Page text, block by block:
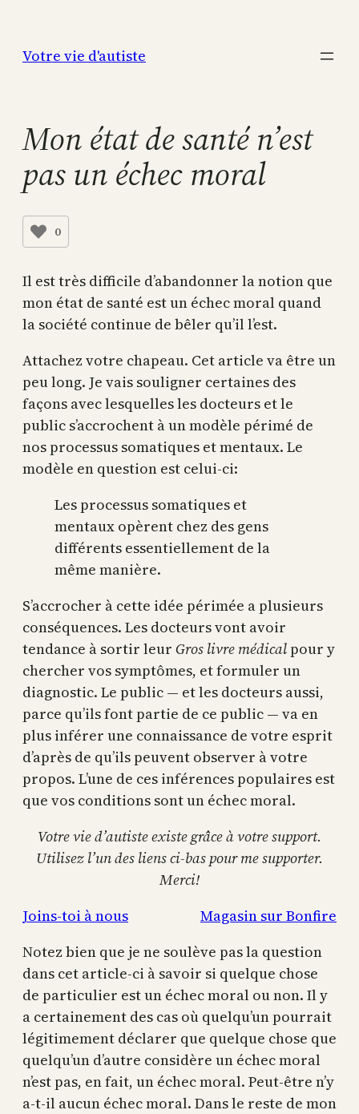
contenu
Votre vie d'autiste
Mon état de santé n’est
pas un échec moral
0
Il est très difficile d’abandonner la notion que
mon état de santé est un échec moral quand
la société continue de bêler qu’il l’est.
Attachez votre chapeau. Cet article va être un
peu long. Je vais souligner certaines des
façons avec lesquelles les docteurs et le
public s’accrochent à un modèle périmé de
nos processus somatiques et mentaux. Le
modèle en question est celui-ci:
Les processus somatiques et
mentaux opèrent chez des gens
différents essentiellement de la
même manière.
S’accrocher à cette idée périmée a plusieurs
conséquences. Les docteurs vont avoir
tendance à sortir leur Gros livre médical pour y
chercher vos symptômes, et formuler un
diagnostic. Le public — et les docteurs aussi,
parce qu’ils font partie de ce public — va en
plus inférer une connaissance de votre esprit
d’après de qu’ils peuvent observer à votre
propos. L’une de ces inférences populaires est
que vos conditions sont un échec moral.
Votre vie d’autiste existe grâce à votre support.
Utilisez l’un des liens ci-bas pour me supporter.
Merci!
Joins-toi à nous
Magasin sur Bonfire
Notez bien que je ne soulève pas la question
dans cet article-ci à savoir si quelque chose
de particulier est un échec moral ou non. Il y
a certainement des cas où quelqu’un pourrait
légitimement déclarer que quelque chose que
quelqu’un d’autre considère un échec moral
n’est pas, en fait, un échec moral. Peut-être n’y
a-t-il aucun échec moral. Dans le reste de mon